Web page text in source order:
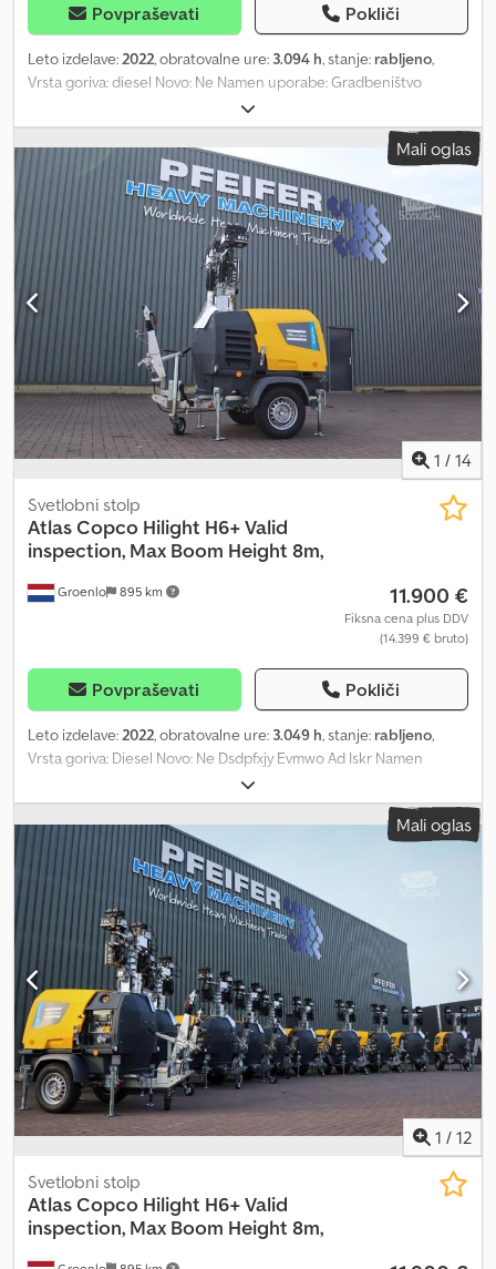
Povpraševati Pokliči
Leto izdelave: 2022, obratovalne ure: 3.094 h, stanje: rabljeno,
Vrsta goriva: diesel Novo: Ne Namen uporabe: Gradbeništvo
Dodpfx Ajy Evm Rod Iskr Znamka motorja: Kubota Dimenzije
tovornega prostora: 209 x 129 x 250 cm Serijska številka:
ESF208509 Za več informacij kontaktirajte PFEIFER GROUP.Mali oglas
1 / 14
Groenlo 895 km
Svetlobni stolp
Atlas Copco Hilight H6+ Valid
inspection, Max Boom Height 8m,
11.900 €
Fiksna cena plus DDV
(14.399 € bruto)
Povpraševati Pokliči
Leto izdelave:2022, obratovalne ure: 3.049 h, stanje: rabljeno,
Vrsta goriva: Diesel Novo: Ne Dsdpfxjy Evmwo Ad Iskr Namen
uporabe: Gradbeništvo Znamka motorja: Kubota Dimenzije
tovornega prostora: 209 x 129 x 250 cm Serijska številka:
ESF208613 Za več informacij se obrnite na PFEIFER GROUP.Mali oglas
1 / 12
Svetlobni stolp
Atlas Copco Hilight H6+ Valid
inspection, Max Boom Height 8m,